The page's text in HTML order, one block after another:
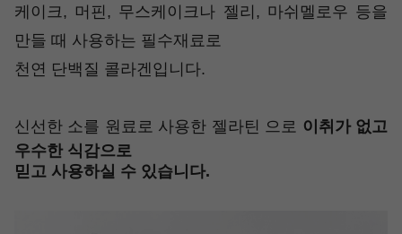
케이크, 머핀, 무스케이크나 젤리, 마쉬멜로우 등을
만들 때 사용하는 필수재료로
천연 단백질 콜라겐입니다.
신선한 소를 원료로 사용한 젤라틴 으로 이취가 없고
우수한 식감으로
믿고 사용하실 수 있습니다.